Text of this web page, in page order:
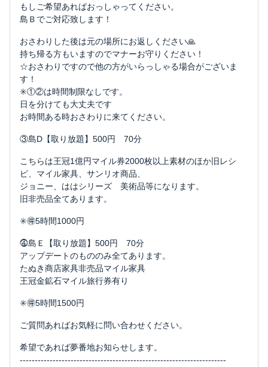
もしご希望あればおっしゃってください。
島Ｂでご対応致します！
おさわりした後は元の場所にお返しください🙏
持ち帰る方もいますのでマナーお守りください！
☆おさわりですので他の方がいらっしゃる場合がございま
す！
✳️①②は時間制限なしです。
日を分けても大丈夫です
お時間ある時おさわりに来てください。
③島D【取り放題】500円 70分
こちらは王冠1億円マイル券2000枚以上素材のほか旧レシ
ピ、マイル家具、サンリオ商品、
ジョニー、ははシリーズ 美術品等になります。
旧非売品全てあります。
✳️🉐5時間1000円
⓸島Ｅ【取り放題】500円 70分
アップデートのもののみ全てあります。
たぬき商店家具非売品マイル家具
王冠金鉱石マイル旅行券有り
✳️🉐5時間1500円
ご質問あればお気軽に問い合わせください。
希望であれば夢番地お知らせします。
---------------------------------------------------------------------